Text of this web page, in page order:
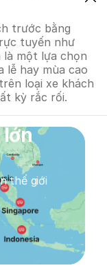
trước bằng
tuyến như
một lựa chọn
lễ hay mùa cao
loại xe khách
kỳ rắc rối.
lớn
thế giới